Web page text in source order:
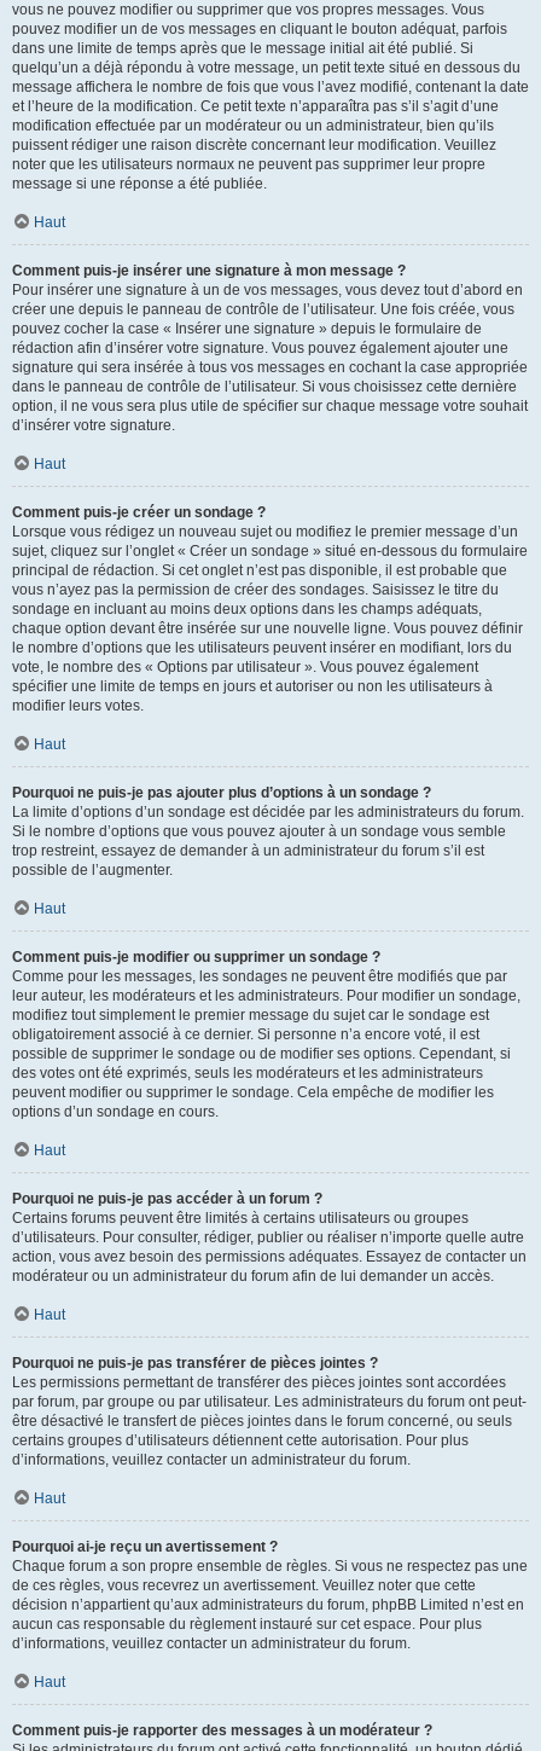
vous ne pouvez modifier ou supprimer que vos propres messages. Vous
pouvez modifier un de vos messages en cliquant le bouton adéquat, parfois
dans une limite de temps après que le message initial ait été publié. Si
quelqu’un a déjà répondu à votre message, un petit texte situé en dessous du
message affichera le nombre de fois que vous l’avez modifié, contenant la date
et l’heure de la modification. Ce petit texte n’apparaîtra pas s’il s’agit d’une
modification effectuée par un modérateur ou un administrateur, bien qu’ils
puissent rédiger une raison discrète concernant leur modification. Veuillez
noter que les utilisateurs normaux ne peuvent pas supprimer leur propre
message si une réponse a été publiée.
Haut
Comment puis-je insérer une signature à mon message ?
Pour insérer une signature à un de vos messages, vous devez tout d’abord en
créer une depuis le panneau de contrôle de l’utilisateur. Une fois créée, vous
pouvez cocher la case « Insérer une signature » depuis le formulaire de
rédaction afin d’insérer votre signature. Vous pouvez également ajouter une
signature qui sera insérée à tous vos messages en cochant la case appropriée
dans le panneau de contrôle de l’utilisateur. Si vous choisissez cette dernière
option, il ne vous sera plus utile de spécifier sur chaque message votre souhait
d’insérer votre signature.
Haut
Comment puis-je créer un sondage ?
Lorsque vous rédigez un nouveau sujet ou modifiez le premier message d’un
sujet, cliquez sur l’onglet « Créer un sondage » situé en-dessous du formulaire
principal de rédaction. Si cet onglet n’est pas disponible, il est probable que
vous n’ayez pas la permission de créer des sondages. Saisissez le titre du
sondage en incluant au moins deux options dans les champs adéquats,
chaque option devant être insérée sur une nouvelle ligne. Vous pouvez définir
le nombre d’options que les utilisateurs peuvent insérer en modifiant, lors du
vote, le nombre des « Options par utilisateur ». Vous pouvez également
spécifier une limite de temps en jours et autoriser ou non les utilisateurs à
modifier leurs votes.
Haut
Pourquoi ne puis-je pas ajouter plus d’options à un sondage ?
La limite d’options d’un sondage est décidée par les administrateurs du forum.
Si le nombre d’options que vous pouvez ajouter à un sondage vous semble
trop restreint, essayez de demander à un administrateur du forum s’il est
possible de l’augmenter.
Haut
Comment puis-je modifier ou supprimer un sondage ?
Comme pour les messages, les sondages ne peuvent être modifiés que par
leur auteur, les modérateurs et les administrateurs. Pour modifier un sondage,
modifiez tout simplement le premier message du sujet car le sondage est
obligatoirement associé à ce dernier. Si personne n’a encore voté, il est
possible de supprimer le sondage ou de modifier ses options. Cependant, si
des votes ont été exprimés, seuls les modérateurs et les administrateurs
peuvent modifier ou supprimer le sondage. Cela empêche de modifier les
options d’un sondage en cours.
Haut
Pourquoi ne puis-je pas accéder à un forum ?
Certains forums peuvent être limités à certains utilisateurs ou groupes
d’utilisateurs. Pour consulter, rédiger, publier ou réaliser n’importe quelle autre
action, vous avez besoin des permissions adéquates. Essayez de contacter un
modérateur ou un administrateur du forum afin de lui demander un accès.
Haut
Pourquoi ne puis-je pas transférer de pièces jointes ?
Les permissions permettant de transférer des pièces jointes sont accordées
par forum, par groupe ou par utilisateur. Les administrateurs du forum ont peut-
être désactivé le transfert de pièces jointes dans le forum concerné, ou seuls
certains groupes d’utilisateurs détiennent cette autorisation. Pour plus
d’informations, veuillez contacter un administrateur du forum.
Haut
Pourquoi ai-je reçu un avertissement ?
Chaque forum a son propre ensemble de règles. Si vous ne respectez pas une
de ces règles, vous recevrez un avertissement. Veuillez noter que cette
décision n’appartient qu’aux administrateurs du forum, phpBB Limited n’est en
aucun cas responsable du règlement instauré sur cet espace. Pour plus
d’informations, veuillez contacter un administrateur du forum.
Haut
Comment puis-je rapporter des messages à un modérateur ?